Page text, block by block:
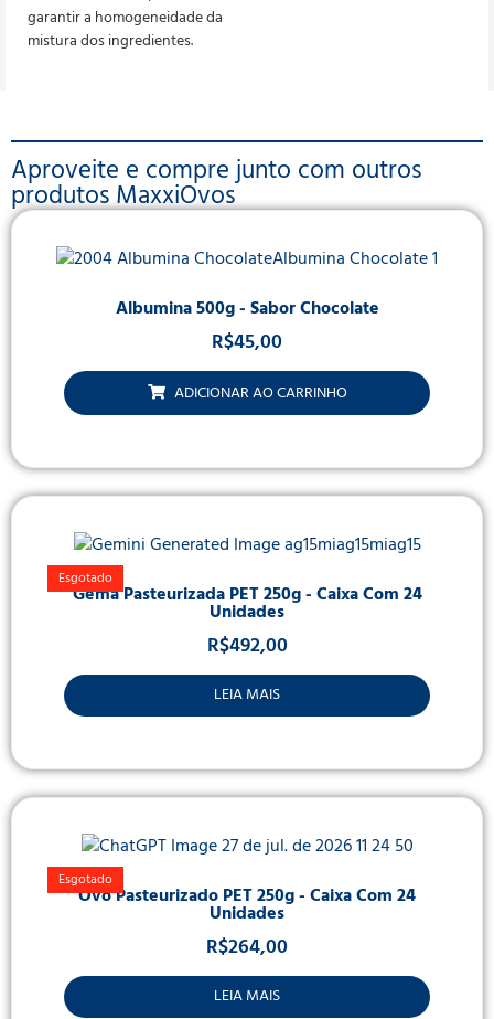
garantir a homogeneidade da
mistura dos ingredientes.
Aproveite e compre junto com outros
produtos MaxxiOvos
Albumina 500g - Sabor Chocolate
R$45,00
ADICIONAR AO CARRINHO
Gema Pasteurizada PET 250g - Caixa Com 24
Unidades
Esgotado
R$492,00
LEIA MAIS
Ovo Pasteurizado PET 250g - Caixa Com 24
Unidades
Esgotado
R$264,00
LEIA MAIS